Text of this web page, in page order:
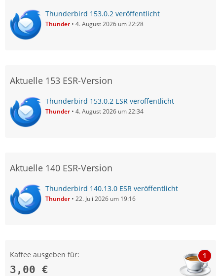
Thunderbird 153.0.2 veröffentlicht
Thunder 4. August 2026 um 22:28
Aktuelle 153 ESR-Version
Thunderbird 153.0.2 ESR veröffentlicht
Thunder 4. August 2026 um 22:34
Aktuelle 140 ESR-Version
Thunderbird 140.13.0 ESR veröffentlicht
Thunder 22. Juli 2026 um 19:16
Kaffee ausgeben für:
3,00 €
1